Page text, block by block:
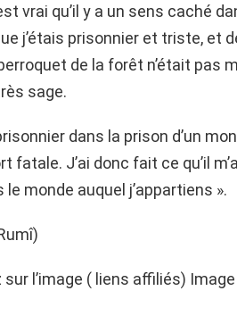
vrai qu’il y a un sens caché
j’étais prisonnier et triste, et
de la forêt n’était pas
sage.
dans la prison d’un
fatale. J’ai donc fait ce qu’il
monde auquel j’appartiens ».
l’image ( liens affiliés)